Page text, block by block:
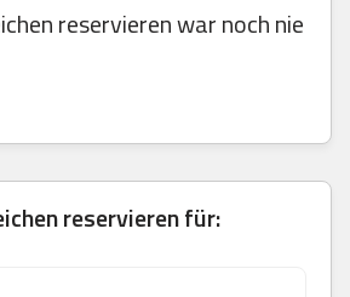
reservieren war noch nie
reservieren für: